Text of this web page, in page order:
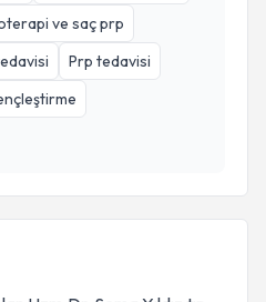
ve saç prp
Prp tedavisi